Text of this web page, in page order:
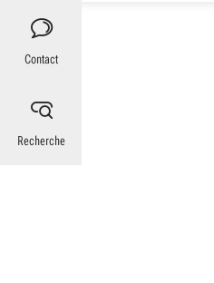
Contact
Recherche